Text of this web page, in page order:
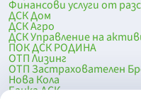
Финансови услуги от
ДСК Дом
ДСК Агро
ДСК Управление на
ПОК ДСК РОДИНА
ОТП Лизинг
ОТП Застрахователен
Нова Кола
Банка ДСК